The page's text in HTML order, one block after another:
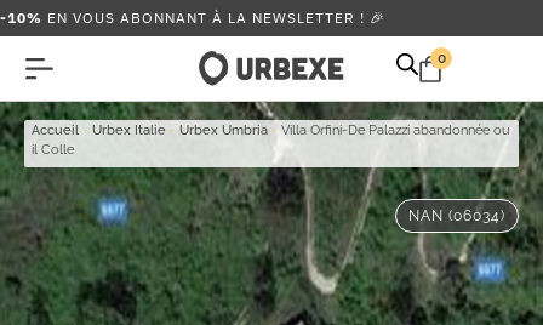
-10% EN VOUS ABONNANT À LA NEWSLETTER ! 🎉
0
Accueil - Urbex Italie - Urbex Umbria - Villa Orfini-De Palazzi abandonnée ou
il Colle
NAN (06034)